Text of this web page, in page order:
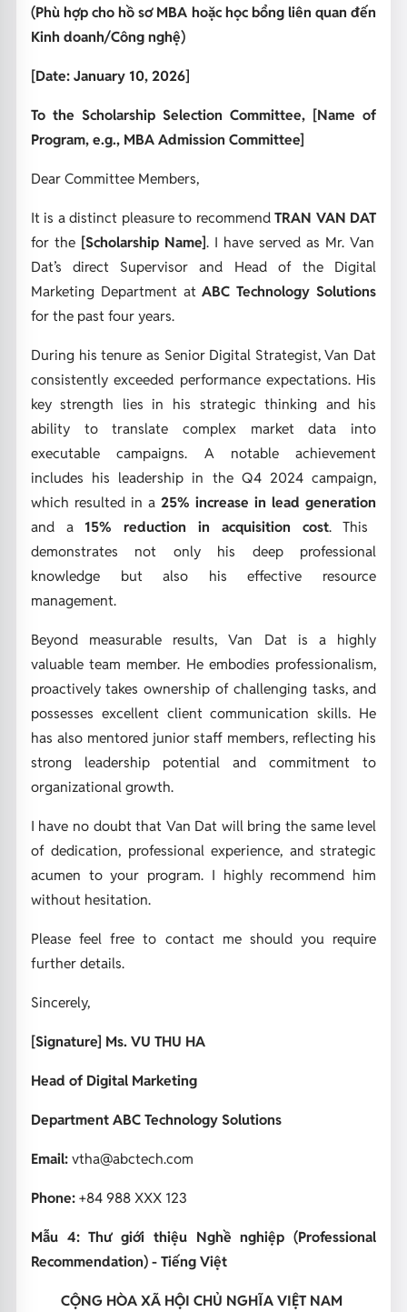
(Phù hợp cho hồ sơ MBA hoặc học bổng liên quan đến
Kinh doanh/Công nghệ)
[Date: January 10, 2026]
To the Scholarship Selection Committee, [Name of
Program, e.g., MBA Admission Committee]
Dear Committee Members,
It is a distinct pleasure to recommendTRAN VAN DAT
for the [Scholarship Name]. I have served as Mr. Van
Dat’s direct Supervisor and Head of the Digital
Marketing Department atABC Technology Solutions
for the past four years.
During his tenure as Senior Digital Strategist, Van Dat
consistently exceeded performance expectations. His
key strength lies in his strategic thinking and his
ability to translate complex market data into
executable campaigns. A notable achievement
includes his leadership in the Q4 2024 campaign,
which resulted in a 25% increase in lead generation
and a 15% reduction in acquisition cost. This
demonstrates not only his deep professional
knowledge but also his effective resource
management.
Beyond measurable results, Van Dat is a highly
valuable team member. He embodies professionalism,
proactively takes ownership of challenging tasks, and
possesses excellent client communication skills. He
has also mentored junior staff members, reflecting his
strong leadership potential and commitment to
organizational growth.
I have no doubt that Van Dat will bring the same level
of dedication, professional experience, and strategic
acumen to your program. I highly recommend him
without hesitation.
Please feel free to contact me should you require
further details.
Sincerely,
[Signature] Ms. VU THU HA
Head of Digital Marketing
Department ABC Technology Solutions
Email:vtha@abctech.com
Phone:+84 988 XXX 123
Mẫu 4: Thư giới thiệu Nghề nghiệp (Professional
Recommendation) - Tiếng Việt
CỘNG HÒA XÃ HỘI CHỦ NGHĨA VIỆT NAM